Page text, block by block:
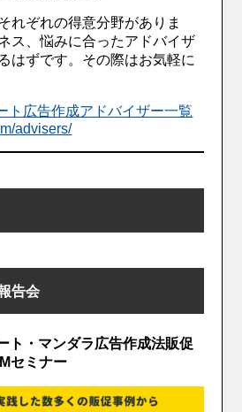
れぞれの得意分野がありま
ス、悩みに合ったアドバイザ
はずです。その際はお気軽に
ト広告作成アドバイザー一覧
advisers/
告会
ト・マンダラ広告作成法販促
セミナー